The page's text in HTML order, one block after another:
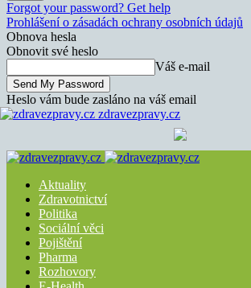
Forgot your password? Get help
Prohlášení o zásadách ochrany osobních údajů
Obnova hesla
Obnovit své heslo
Váš e-mail
Heslo vám bude zasláno na váš email
zdravezpravy.cz
Aktuality
Zdravotnictví
Politika
Sociální věci
Pojištění
Pharma
Rozhovory